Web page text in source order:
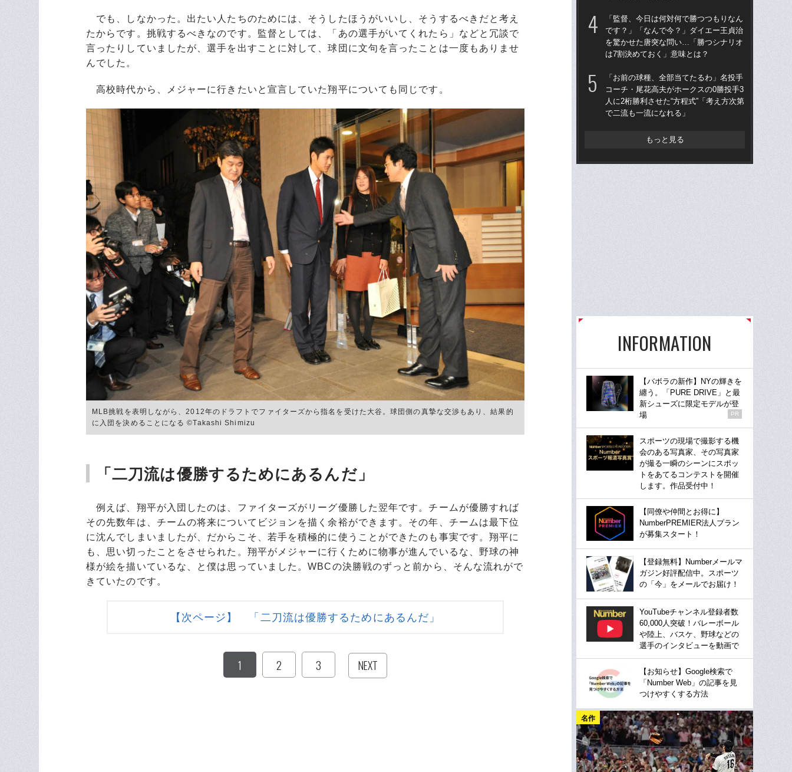
でも、しなかった。出たい人たちのためには、そうしたほうがいいし、そうするべきだと考え
たからです。挑戦するべきなのです。監督としては、「あの選手がいてくれたら」などと冗談で
言ったりしていましたが、選手を出すことに対して、球団に文句を言ったことは一度もありませ
んでした。
高校時代から、メジャーに行きたいと宣言していた翔平についても同じです。
MLB挑戦を表明しながら、2012年のドラフトでファイターズから指名を受けた大谷。球団側の真摯な交渉もあり、結果的
に入団を決めることになる ©︎Takashi Shimizu
「二刀流は優勝するためにあるんだ」
例えば、翔平が入団したのは、ファイターズがリーグ優勝した翌年です。チームが優勝すれば
その先数年は、チームの将来についてビジョンを描く余裕ができます。その年、チームは最下位
に沈んでしまいましたが、だからこそ、若手を積極的に使うことができたのも事実です。翔平に
も、思い切ったことをさせられた。翔平がメジャーに行くために物事が進んでいるな、野球の神
様が絵を描いているな、と僕は思っていました。WBCの決勝戦のずっと前から、そんな流れがで
きていたのです。
【次ページ】 「二刀流は優勝するためにあるんだ」
1 2 3 NEXT
「監督、今日は何対何で勝つつもりなん
です？」「なんで今？」ダイエー王貞治
を驚かせた唐突な問い…「勝つシナリオ
は7割決めておく」意味とは？
「お前の球種、全部当てたるわ」名投手
コーチ・尾花高夫がホークスの0勝投手3
人に2桁勝利させた“方程式”「考え方次第
で二流も一流になれる」
もっと見る
INFORMATION
【バボラの新作】NYの輝きを
纏う。「PURE DRIVE」と最
新シューズに限定モデルが登
場
PR
スポーツの現場で撮影する機
会のある写真家、その写真家
が撮る一瞬のシーンにスポッ
トをあてるコンテストを開催
します。作品受付中！
【同僚や仲間とお得に】
NumberPREMIER法人プラン
が募集スタート！
【登録無料】Numberメールマ
ガジン好評配信中。スポーツ
の「今」をメールでお届け！
YouTubeチャンネル登録者数
60,000人突破！バレーボール
や陸上、バスケ、野球などの
選手のインタビューを動画で
【お知らせ】Google検索で
「Number Web」の記事を見
つけやすくする方法
名作